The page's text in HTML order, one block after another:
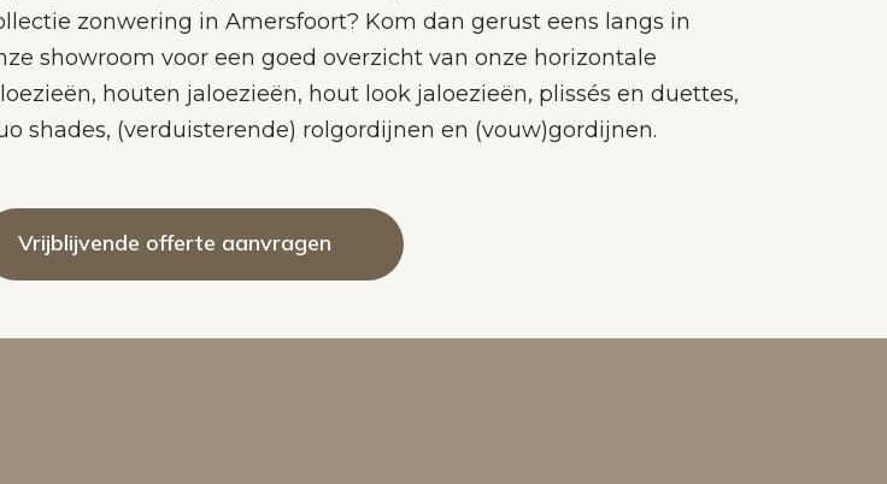
zonwering in Amersfoort? Kom dan gerust eens langs in
showroom voor een goed overzicht van onze horizontale
houten jaloezieën, hout look jaloezieën, plissés en duettes,
shades, (verduisterende) rolgordijnen en (vouw)gordijnen.
Vrijblijvende offerte aanvragen